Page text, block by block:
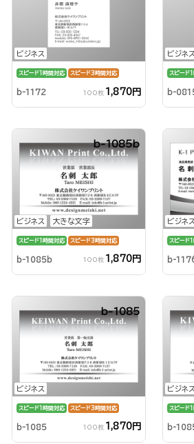
ビジネス
スピード1時間対応 スピード3時間対応
b-1172 100枚 1,870円
ビジネス
スピード
b-
ビジネス 大きな文字
b-1085b
スピード1時間対応 スピード3時間対応
b-1085b 100枚 1,870円
ビジネス
スピード
b-
ビジネス
b-1085
スピード1時間対応 スピード3時間対応
b-1085 100枚 1,870円
ビジネス
スピード
b-